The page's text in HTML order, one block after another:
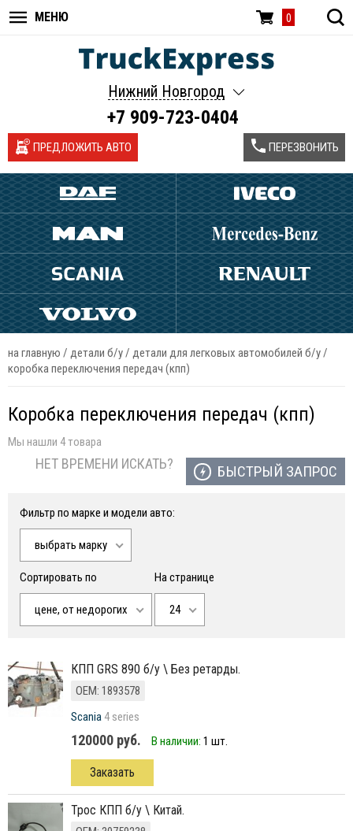
МЕНЮ 0
Нижний Новгород
+7 909-723-0404
ПРЕДЛОЖИТЬ АВТО
на главную / детали б/у/ детали для легковых автомобилей б/у/
коробка переключения передач (кпп)
Коробка переключения передач (кпп)
Мы нашли 4 товара
НЕТ ВРЕМЕНИ ИСКАТЬ? БЫСТРЫЙ ЗАПРОС
Фильтр по марке и модели авто:
выбрать марку
Сортировать по
цене, от недорогих
На странице
24
КПП GRS 890 б/у \ Без ретарды.
ОЕМ: 1893578
Scania 4 series
120000 руб. В наличии: 1 шт.
Заказать
трос КПП б/у \ Китай.